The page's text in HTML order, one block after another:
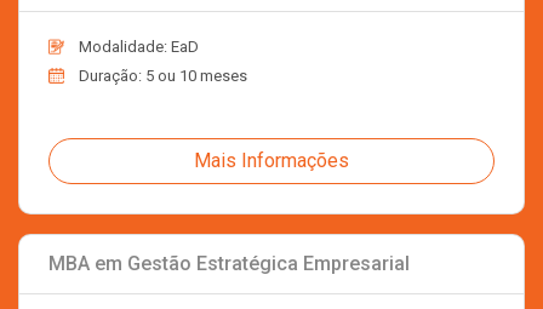
Modalidade: EaD
Duração: 5 ou 10 meses
Mais Informações
MBA em Gestão Estratégica Empresarial